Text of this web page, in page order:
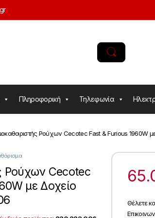
Πληροφορική Τηλεφωνία
Ρούχων Cecotec Fast & Furious 1960W
Ρούχων Cecotec
με Δοχείο
Θέλετε